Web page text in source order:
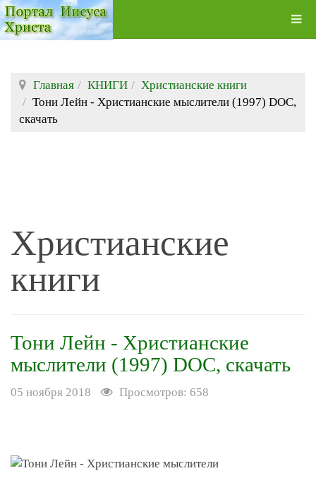
Главная КНИГИ
Христианские книги
Тони Лейн - Христианские мыслители (1997) DOC,
скачать
Христианские
книги
Тони Лейн - Христианские
мыслители (1997) DOC, скачать
05 ноября 2018 Просмотров: 658